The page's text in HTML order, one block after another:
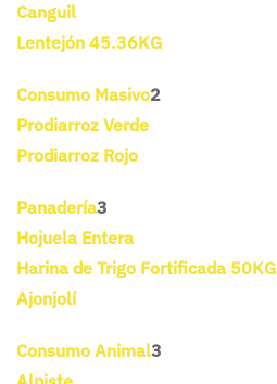
Canguil
Lentejón 45.36KG
Consumo Masivo2
Prodiarroz Verde
Prodiarroz Rojo
Panadería3
Hojuela Entera
Harina de Trigo Fortificada 50KG
Ajonjolí
Consumo Animal3